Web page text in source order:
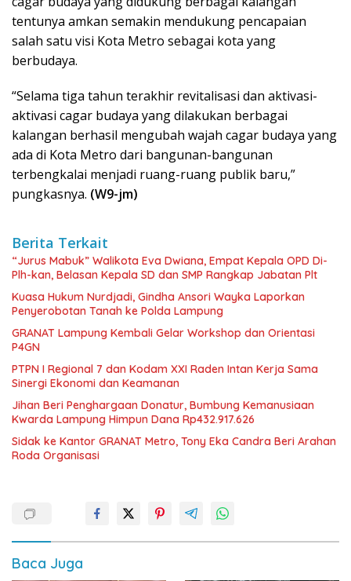
tentunya amkan semakin mendukung pencapaian
salah satu visi Kota Metro sebagai kota yang
berbudaya.
“Selama tiga tahun terakhir revitalisasi dan aktivasi-
aktivasi cagar budaya yang dilakukan berbagai
kalangan berhasil mengubah wajah cagar budaya yang
ada di Kota Metro dari bangunan-bangunan
terbengkalai menjadi ruang-ruang publik baru,”
pungkasnya. (W9-jm)
Berita Terkait
“Jurus Mabuk” Walikota Eva Dwiana, Empat Kepala OPD Di-
Plh-kan, Belasan Kepala SD dan SMP Rangkap Jabatan Plt
Kuasa Hukum Nurdjadi, Gindha Ansori Wayka Laporkan
Penyerobotan Tanah ke Polda Lampung
GRANAT Lampung Kembali Gelar Workshop dan Orientasi
P4GN
PTPN I Regional 7 dan Kodam XXI Raden Intan Kerja Sama
Sinergi Ekonomi dan Keamanan
Jihan Beri Penghargaan Donatur, Bumbung Kemanusiaan
Kwarda Lampung Himpun Dana Rp432.917.626
‎Sidak ke Kantor GRANAT Metro, Tony Eka Candra Beri Arahan
Roda Organisasi
Baca Juga